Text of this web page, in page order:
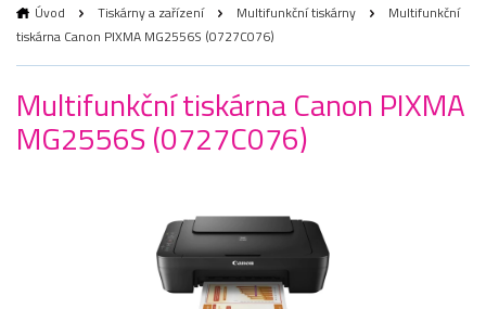
Úvod Tiskárny a zařízení Multifunkční tiskárny
Multifunkční
tiskárna Canon PIXMA MG2556S (0727C076)
Multifunkční tiskárna Canon PIXMA
MG2556S (0727C076)